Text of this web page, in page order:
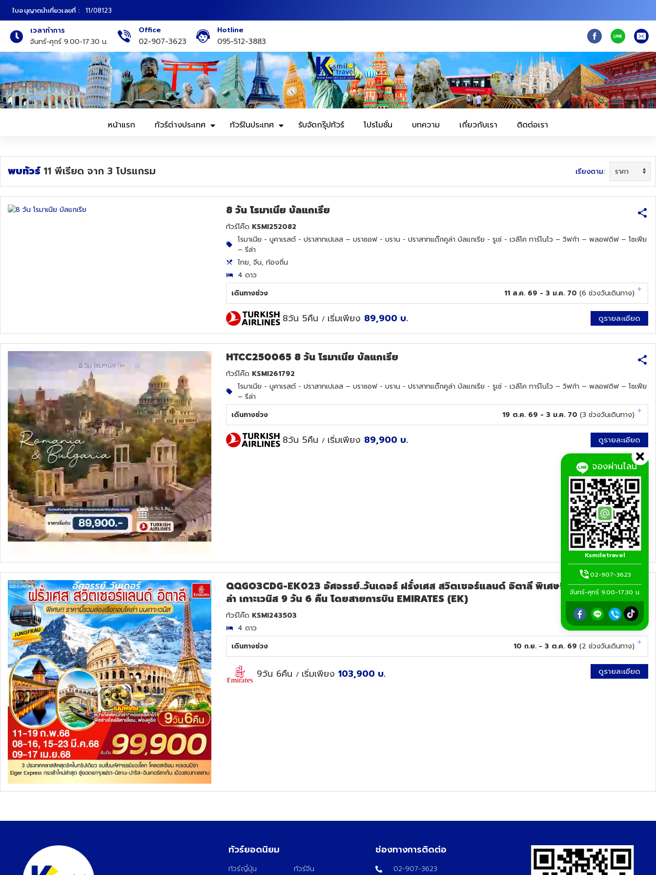
ใบอนุญาตนำเที่ยวเลขที่ : 11/08123
เวลาทำการ
จันทร์-ศุกร์ 9.00-17.30 น.
Office
02-907-3623
Hotline
095-512-3883
หน้าแรก ทัวร์ต่างประเทศ ทัวร์ในประเทศ รับจัดกรุ๊ปทัวร์ โปรโมชั่น บทความ เกี่ยวกับเรา ติดต่อเรา
พบทัวร์ 11 พีเรียด จาก 3 โปรแกรม เรียงตาม:
8 วัน โรมาเนีย บัลแกเรีย
ทัวร์โค๊ด KSMI252082
โรมาเนีย - บูคาเรสต์ - ปราสาทเปเลส – บราซอฟ - บราน - ปราสาทแด๊กคูล่า บัลแกเรีย - รูเซ่ - เวลีโค ทาร์โนโว – วิฟก้า – พลอฟดิฟ – โซเฟีย
– รีล่า
ไทย, จีน, ท้องถิ่น
4 ดาว
เดินทางช่วง
11 ส.ค. 69 - 3 ม.ค. 70 (6 ช่วงวันเดินทาง)
8วัน 5คืน / เริ่มเพียง 89,900 บ. ดูรายละเอียด
HTCC250065 8 วัน โรมาเนีย บัลแกเรีย
ทัวร์โค๊ด KSMI261792
โรมาเนีย - บูคาเรสต์ - ปราสาทเปเลส – บราซอฟ - บราน - ปราสาทแด๊กคูล่า บัลแกเรีย - รูเซ่ - เวลีโค ทาร์โนโว – วิฟก้า – พลอฟดิฟ – โซเฟีย
– รีล่า
เดินทางช่วง
19 ต.ค. 69 - 3 ม.ค. 70 (3 ช่วงวันเดินทาง)
8วัน 5คืน / เริ่มเพียง 89,900 บ. ดูรายละเอียด
QQGO3CDG-EK023 อัศจรรย์..วันเดอร์ ฝรั่งเศส สวิตเซอร์แลนด์ อิตาลี พิเศษ!! ล่องเรือกอนโด
ล่า เกาะเวนิส 9 วัน 6 คืน โดยสายการบิน EMIRATES (EK)
ทัวร์โค๊ด KSMI243503
4 ดาว
เดินทางช่วง
10 ก.ย. - 3 ต.ค. 69 (2 ช่วงวันเดินทาง)
9วัน 6คืน / เริ่มเพียง103,900 บ. ดูรายละเอียด
จองผ่านไลน์
Ksmiletravel
02-907-3623
จันทร์-ศุกร์ 9.00-17.30 น.
ทัวร์ยอดนิยม
ทัวร์ญี่ปุ่น ทัวร์จีน
ช่องทางการติดต่อ
02-907-3623
ทัวร์ญี่ปุ่น
ทัวร์เกาหลี
ทัวร์ยุโรป
ทัวร์สแกนดิเนเวีย
ทัวร์สิงคโปร์
ทัวร์ตุรเคีย
ทัวร์เวียดนาม
ทัวร์จอร์เจีย
ทัวร์อินเดีย
ทัวร์บาหลี
ทัวร์นิวซีแลนด์
ทัวร์ออสเตรเลีย
ภาคเหนือ
ภาคกลาง
ภาคอีสาน
ภาคตะวันตก